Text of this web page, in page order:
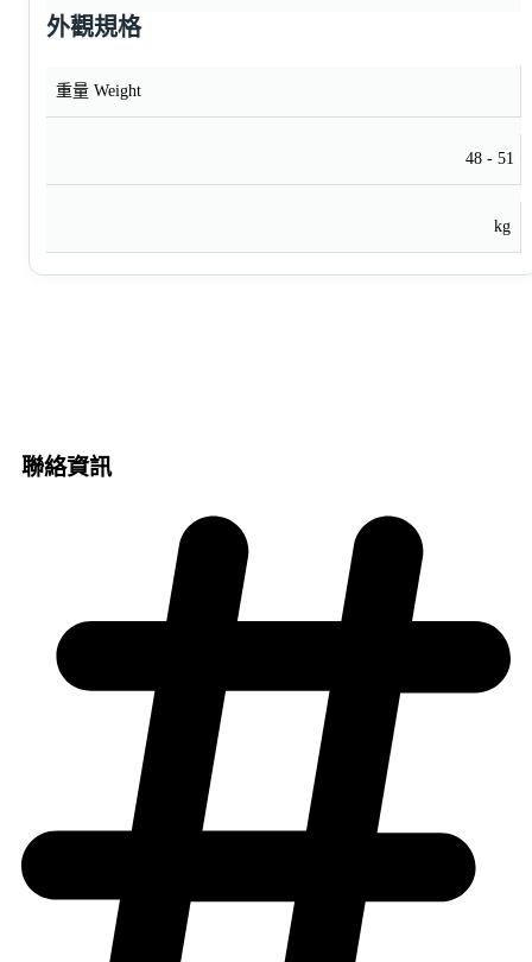
外觀規格
重量 Weight
48 - 51
kg
聯絡資訊